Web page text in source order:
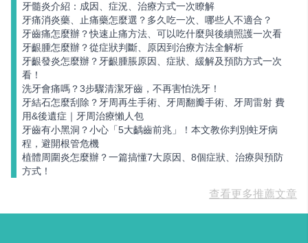
牙髓炎介紹：成因、症況、治療方式一次瞭解
牙痛消炎藥、止痛藥怎麼選？多久吃一次、哪些人不適合？
牙齒痛怎麼辦？快速止痛方法、可以吃什麼與後續照護一次看
牙齦腫怎麼辦？從症狀判斷、原因到治療方法全解析
牙齦發炎怎麼辦？牙齦腫脹原因、症狀、緩解及預防方式一次
看！
洗牙會痛嗎？3步驟清潔牙齒，不再害怕洗牙！
牙結石怎麼刮除？牙周再生手術、牙周翻瓣手術、牙周雷射 費
用&後遺症｜牙周治療懶人包
牙齒有小黑洞？小心「5大齲齒前兆」！本文教你判別蛀牙病
程，避開根管危機
植體周圍炎怎麼辦？一篇搞懂7大原因、8個症狀、治療與預防
方式！
查看更多推薦文章